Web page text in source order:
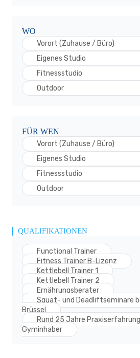
WO
Vorort (Zuhause / Büro)
Eigenes Studio
Fitnessstudio
Outdoor
FÜR WEN
Vorort (Zuhause / Büro)
Eigenes Studio
Fitnessstudio
Outdoor
QUALIFIKATIONEN
Functional Trainer
Fitness Trainer B-Lizenz
Kettlebell Trainer 1
Kettlebell Trainer 2
Ernährungsberater
Squat- und Deadliftseminare
Brüssel
Rund 25 Jahre
Gyminhaber